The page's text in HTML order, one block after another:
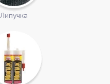
Липучка